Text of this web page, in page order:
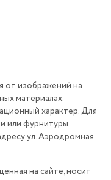
от изображений на
материалах.
характер. Для
или фурнитуры
ул. Аэродромная
на сайте, носит